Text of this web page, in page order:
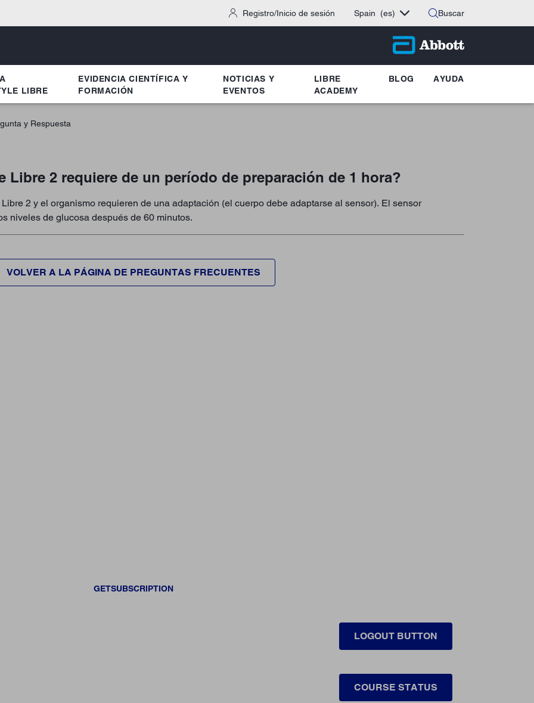
Registro/Inicio de sesión Spain (es) Buscar
LIBRE
EVIDENCIA CIENTÍFICA Y
FORMACIÓN
NOTICIAS Y
EVENTOS
LIBRE
ACADEMY
BLOG AYUDA
y Respuesta
Libre 2 requiere de un período de preparación de 1 hora?
2 y el organismo requieren de una adaptación (el cuerpo debe adaptarse al sensor). El sensor
niveles de glucosa después de 60 minutos.
VOLVER A LA PÁGINA DE PREGUNTAS FRECUENTES
GETSUBSCRIPTION
LOGOUT BUTTON
COURSE STATUS